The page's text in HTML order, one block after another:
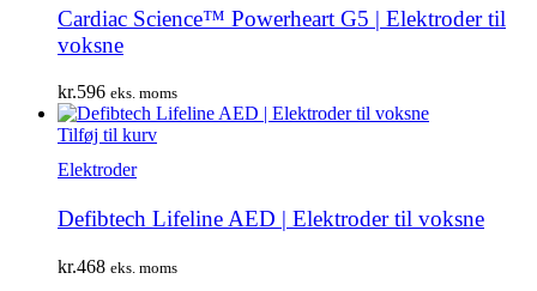
Cardiac Science™ Powerheart G5 | Elektroder til
voksne
kr.596 eks. moms
Tilføj til kurv
Elektroder
Defibtech Lifeline AED | Elektroder til voksne
kr.468 eks. moms